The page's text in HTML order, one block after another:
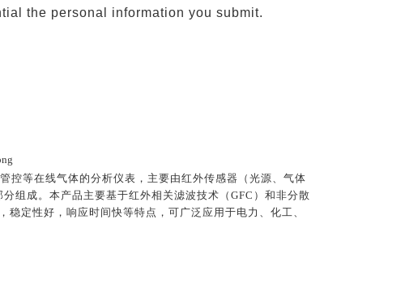
the personal information you submit.
控等在线气体的分析仪表，主要由红外传感器（光源、气体
组成。本产品主要基于红外相关滤波技术（GFC）和非分散
定性好，响应时间快等特点，可广泛应用于电力、化工、